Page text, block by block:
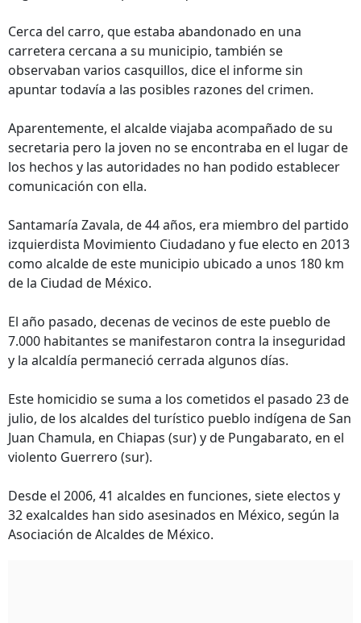
Cerca del carro, que estaba abandonado en una
carretera cercana a su municipio, también se
observaban varios casquillos, dice el informe sin
apuntar todavía a las posibles razones del crimen.
Aparentemente, el alcalde viajaba acompañado de su
secretaria pero la joven no se encontraba en el lugar de
los hechos y las autoridades no han podido establecer
comunicación con ella.
Santamaría Zavala, de 44 años, era miembro del partido
izquierdista Movimiento Ciudadano y fue electo en 2013
como alcalde de este municipio ubicado a unos 180 km
de la Ciudad de México.
El año pasado, decenas de vecinos de este pueblo de
7.000 habitantes se manifestaron contra la inseguridad
y la alcaldía permaneció cerrada algunos días.
Este homicidio se suma a los cometidos el pasado 23 de
julio, de los alcaldes del turístico pueblo indígena de San
Juan Chamula, en Chiapas (sur) y de Pungabarato, en el
violento Guerrero (sur).
Desde el 2006, 41 alcaldes en funciones, siete electos y
32 exalcaldes han sido asesinados en México, según la
Asociación de Alcaldes de México.